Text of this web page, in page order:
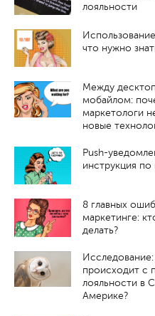
лояльности
что нужно
Между
мобайлом:
маркетологи
новые
Push-
инструкция
8 главных
маркетинге:
делать?
Исследование:
происходит с
лояльности в
Америке?